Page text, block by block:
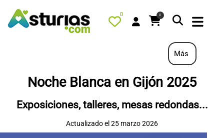
0 0
QUÉ HACER
ALOJAMIENTOS
Más
Noche Blanca en Gijón 2025
Exposiciones, talleres, mesas redondas...
Actualizado el 25 marzo 2026